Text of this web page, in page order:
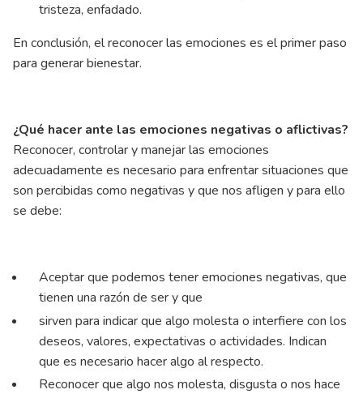
tristeza, enfadado.
En conclusión, el reconocer las emociones es el primer paso
para generar bienestar.
¿Qué hacer ante las emociones negativas o aflictivas?
Reconocer, controlar y manejar las emociones
adecuadamente es necesario para enfrentar situaciones que
son percibidas como negativas y que nos afligen y para ello
se debe:
Aceptar que podemos tener emociones negativas, que
tienen una razón de ser y que
sirven para indicar que algo molesta o interfiere con los
deseos, valores, expectativas o actividades. Indican
que es necesario hacer algo al respecto.
Reconocer que algo nos molesta, disgusta o nos hace